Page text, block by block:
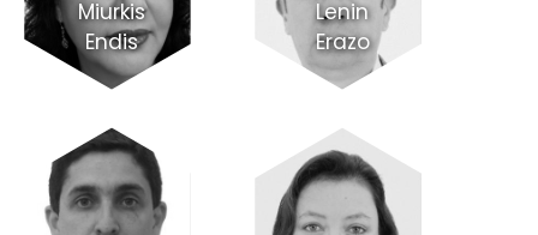
Miurkis
Endis
Lenin
Erazo